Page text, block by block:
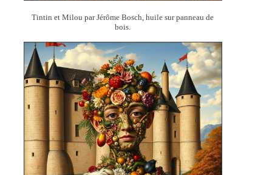
Tintin et Milou par Jérôme Bosch, huile sur panneau de
bois.